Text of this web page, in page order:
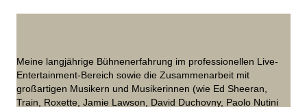
Meine langjährige Bühnenerfahrung im professionellen Live-
Entertainment-Bereich sowie die Zusammenarbeit mit
großartigen Musikern und Musikerinnen (wie Ed Sheeran,
Train, Roxette, Jamie Lawson, David Duchovny, Paolo Nutini